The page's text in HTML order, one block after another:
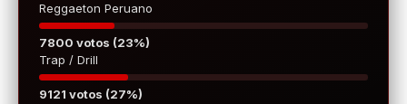
Reggaeton Peruano
7800 votos (23%)
Trap / Drill
9121 votos (27%)